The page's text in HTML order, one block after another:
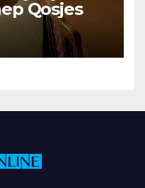
Qosjes